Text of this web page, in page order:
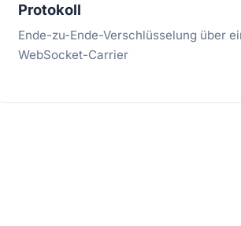
Protokoll
Ende-zu-Ende-Verschlüsselung über
WebSocket-Carrier